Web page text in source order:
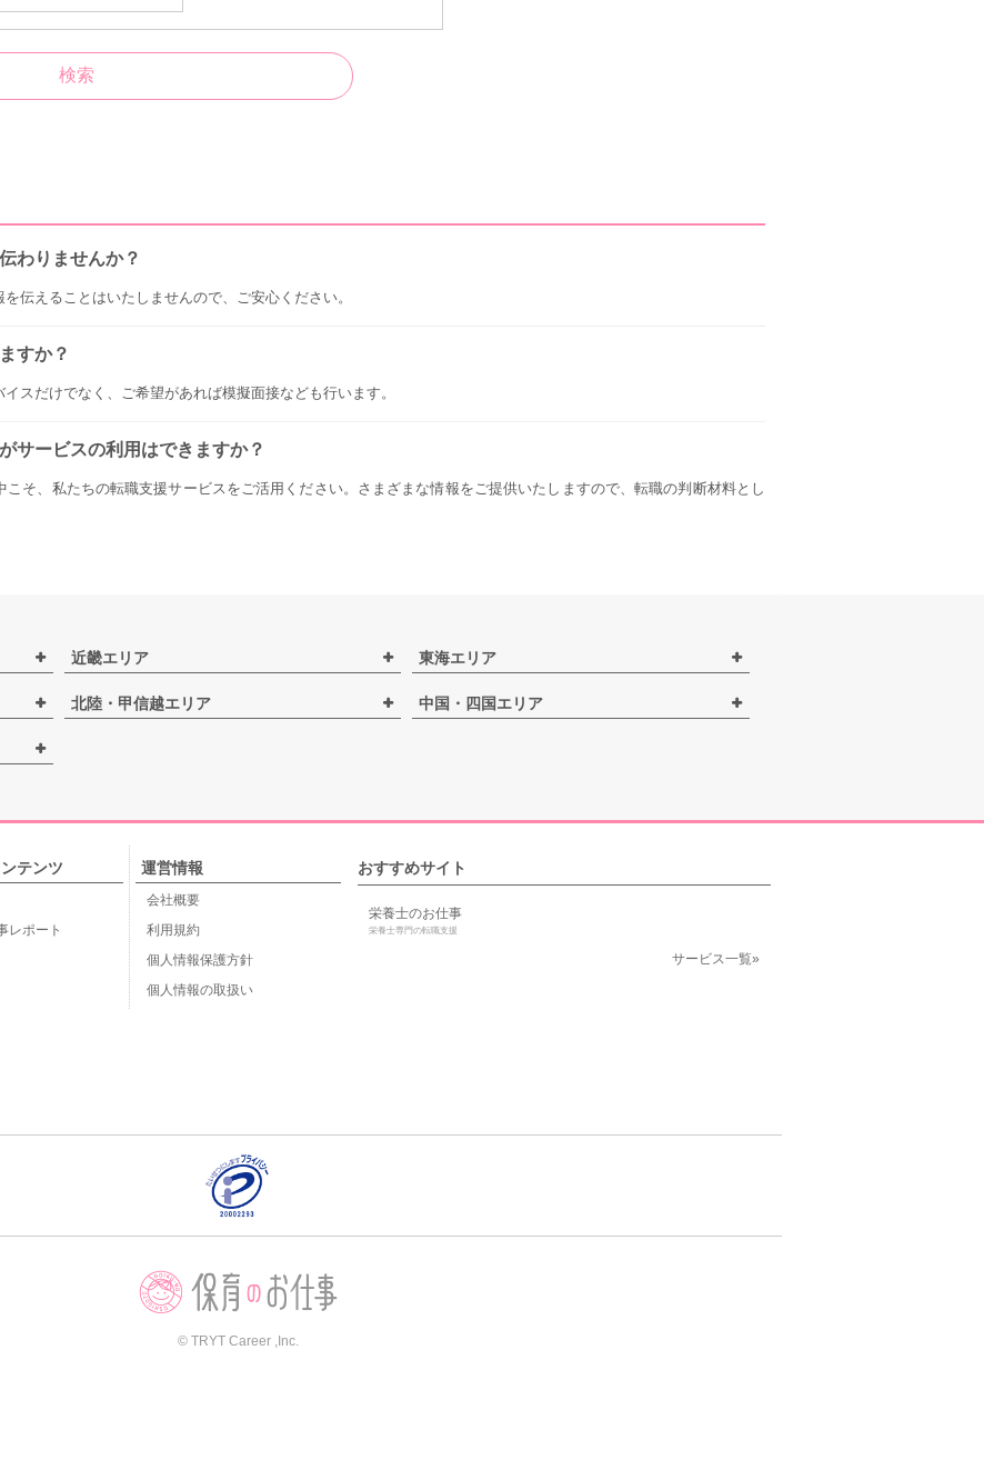
わりませんか？
伝えることはいたしませんので、ご安心ください。
すか？
スだけでなく、ご希望があれば模擬面接なども行います。
サービスの利用はできますか？
そ、私たちの転職支援サービスをご活用ください。さまざまな情報をご提供いたしますので、転職の判断材料とし
近畿エリア 東海エリア
北陸・甲信越エリア 中国・四国エリア
テンツ
レポート
運営情報
会社概要
利用規約
個人情報保護方針
個人情報の取扱い
おすすめサイト
栄養士のお仕事
栄養士専門の転職支援
サービス一覧»
© TRYT Career ,Inc.